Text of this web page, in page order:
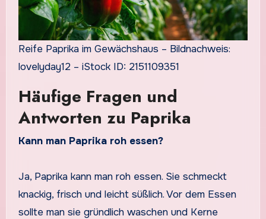
Reife Paprika im Gewächshaus – Bildnachweis:
lovelyday12 – iStock ID: 2151109351
Häufige Fragen und
Antworten zu Paprika
Kann man Paprika roh essen?
Ja, Paprika kann man roh essen. Sie schmeckt
knackig, frisch und leicht süßlich. Vor dem Essen
sollte man sie gründlich waschen und Kerne